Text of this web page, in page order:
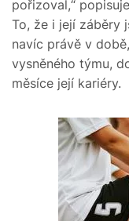
pořizoval,“
To, že i její záběry
navíc právě v
vysněného týmu,
měsíce její kariéry.